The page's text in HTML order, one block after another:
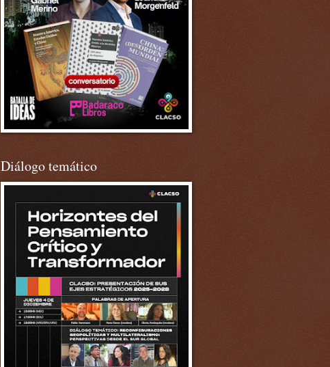
Diálogo temático